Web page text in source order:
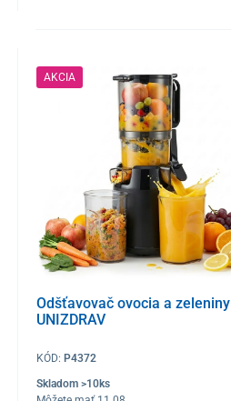
AKCIA
Odšťavovač ovocia a zeleniny
UNIZDRAV
KÓD:P4372
Skladom >10ks